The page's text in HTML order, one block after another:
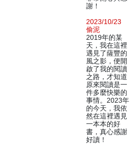
謝！
2023/10/23
偷泥
2019年的某
天，我在這裡
遇見了薩豐的
風之影，便開
啟了我的閱讀
之路，才知道
原來閱讀是一
件多麼快樂的
事情。2023年
的今天，我依
然在這裡遇見
一本本的好
書，真心感謝
好讀！